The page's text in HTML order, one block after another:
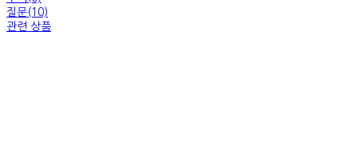
질문(10)
관련 상품